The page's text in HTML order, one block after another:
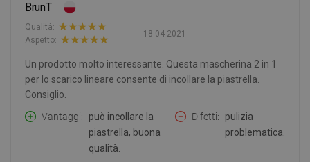
BrunT
18-04-2021
Qualità:
Aspetto:
Un prodotto molto interessante. Questa mascherina 2 in 1
per lo scarico lineare consente di incollare la piastrella.
Consiglio.
Vantaggi
può incollare la
piastrella, buona
qualità.
Difetti
pulizia
problematica.